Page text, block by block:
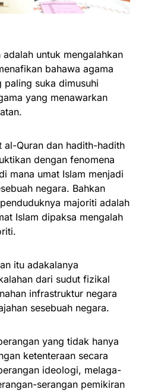
adalah untuk mengalahkan
bahawa agama
paling suka dimusuhi
yang menawarkan
al-Quran dan hadith-hadith
dengan fenomena
mana umat Islam menjadi
negara. Bahkan
majoriti adalah
Islam dipaksa mengalah
itu adakalanya
dari sudut fizikal
infrastruktur negara
sesebuah negara.
yang tidak hanya
ketenteraan secara
ideologi, melaga-
serangan pemikiran